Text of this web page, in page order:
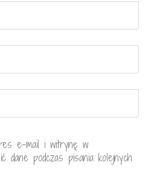
e-mail i witrynę w
dane podczas pisania kolejnych